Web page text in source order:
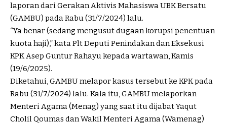
laporan dari Gerakan Aktivis Mahasiswa UBK Bersatu
(GAMBU) pada Rabu (31/7/2024) lalu.
“Ya benar (sedang mengusut dugaan korupsi penentuan
kuota haji),” kata Plt Deputi Penindakan dan Eksekusi
KPK Asep Guntur Rahayu kepada wartawan, Kamis
(19/6/2025).
Diketahui, GAMBU melapor kasus tersebut ke KPK pada
Rabu (31/7/2024) lalu. Kala itu, GAMBU melaporkan
Menteri Agama (Menag) yang saat itu dijabat Yaqut
Cholil Qoumas dan Wakil Menteri Agama (Wamenag)